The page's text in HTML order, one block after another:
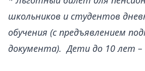
школьников и студентов
обучения (с предъявлением
документа). Дети до 10 лет –